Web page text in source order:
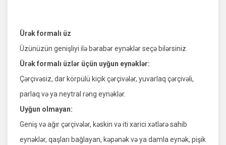
Ürək formalı üz
Üzünüzün genişliyi ilə bərabər eynəklər seçə bilərsiniz.
Ürək formalı üzlər üçün uyğun eynəklər:
Çərçivəsiz, dar körpülü kiçik çərçivələr, yuvarlaq çərçivəli,
parlaq və ya neytral rəng eynəklər.
Uyğun olmayan:
Geniş və ağır çərçivələr, kəskin və iti xarici xətlərə sahib
eynəklər, qaşları bağlayan, kəpənək və ya damla eynək, pişik